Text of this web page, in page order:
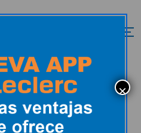
Ganador carro